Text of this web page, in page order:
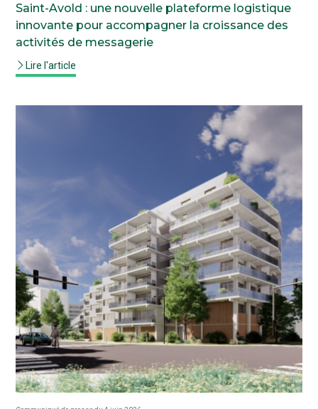
Saint-Avold : une nouvelle plateforme logistique
innovante pour accompagner la croissance des
activités de messagerie
Lire l'article